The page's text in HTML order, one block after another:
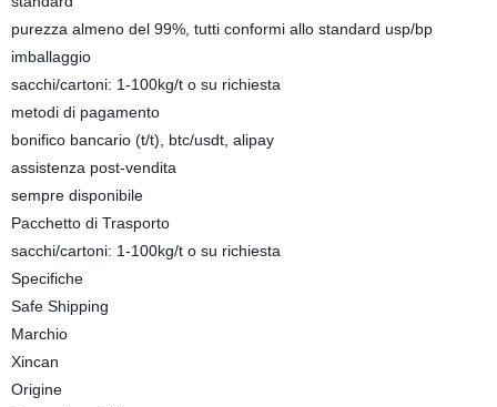
purezza almeno del 99%, tutti conformi allo standard usp/bp
imballaggio
sacchi/cartoni: 1-100kg/t o su richiesta
metodi di pagamento
bonifico bancario (t/t), btc/usdt, alipay
assistenza post-vendita
sempre disponibile
Pacchetto di Trasporto
sacchi/cartoni: 1-100kg/t o su richiesta
Specifiche
Safe Shipping
Marchio
Xincan
Origine